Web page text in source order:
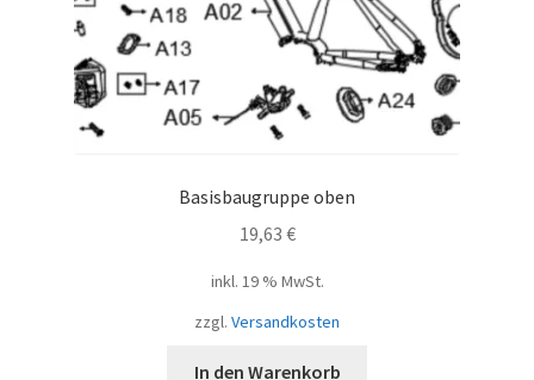
Basisbaugruppe oben
19,63 €
inkl. 19 % MwSt.
zzgl. Versandkosten
In den Warenkorb